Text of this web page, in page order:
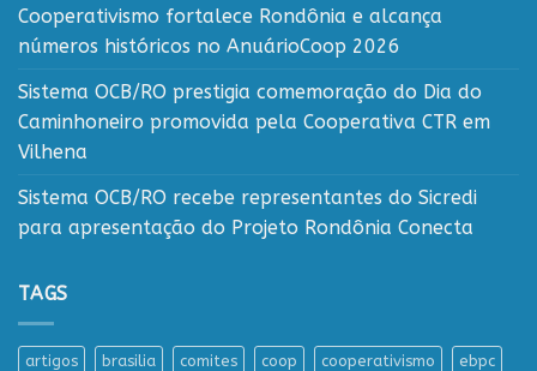
Cooperativismo fortalece Rondônia e alcança
números históricos no AnuárioCoop 2026
Sistema OCB/RO prestigia comemoração do Dia do
Caminhoneiro promovida pela Cooperativa CTR em
Vilhena
Sistema OCB/RO recebe representantes do Sicredi
para apresentação do Projeto Rondônia Conecta
TAGS
artigos brasilia comites coop cooperativismo ebpc